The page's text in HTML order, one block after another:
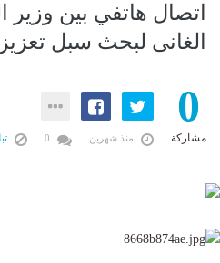
اتصال هاتفي بين وزير
الغانى لبحث سبل تعزيز
0
مشاركة منذ شهرين